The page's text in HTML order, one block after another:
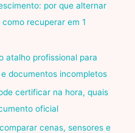
por que alternar
recuperar em 1
atalho profissional para
documentos incompletos
certificar na hora, quais
oficial
cenas, sensores e